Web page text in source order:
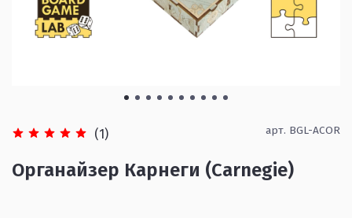
(1) арт. BGL-ACOR
Органайзер Карнеги (Carnegie)